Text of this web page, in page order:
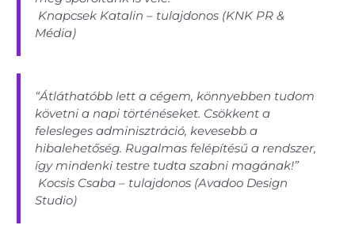
Knapcsek Katalin – tulajdonos (KNK PR &
Média)
“Átláthatóbb lett a cégem, könnyebben tudom
követni a napi történéseket. Csökkent a
felesleges adminisztráció, kevesebb a
hibalehetőség. Rugalmas felépítésű a rendszer,
így mindenki testre tudta szabni magának!”
Kocsis Csaba – tulajdonos (Avadoo Design
Studio)